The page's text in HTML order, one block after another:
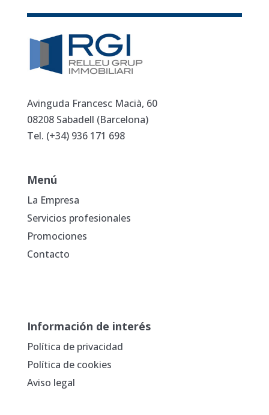
Avinguda Francesc Macià, 60
08208 Sabadell (Barcelona)
Tel. (+34) 936 171 698
Menú
La Empresa
Servicios profesionales
Promociones
Contacto
Información de interés
Política de privacidad
Política de cookies
Aviso legal